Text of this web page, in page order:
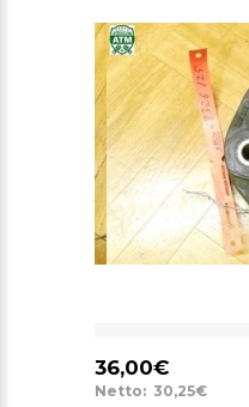
36,00€
Netto: 30,25€